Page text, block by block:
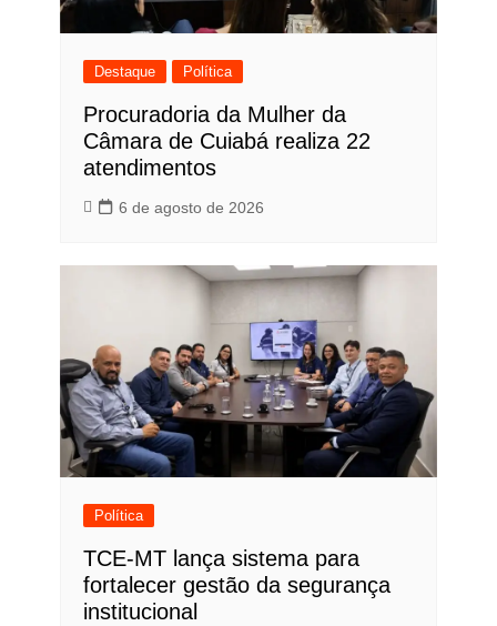
Destaque Política
Procuradoria da Mulher da
Câmara de Cuiabá realiza 22
atendimentos
6 de agosto de 2026
Política
TCE-MT lança sistema para
fortalecer gestão da segurança
institucional